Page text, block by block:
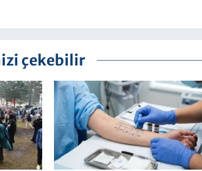
çekebilir